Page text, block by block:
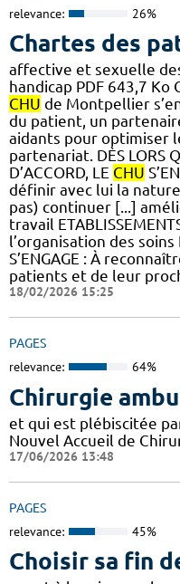
relevance: 26%
Chartes des
affective et sexuelle
handicap PDF 643,7 Ko
CHU de Montpellier
du patient, un
aidants pour optimiser
partenariat. DÈS LORS
D’ACCORD, LE CHU
définir avec lui la
pas) continuer [...]
travail
l’organisation des soins
S’ENGAGE : À
patients et de leur
18/02/2026 15:25
PAGES
relevance: 64%
Chirurgie
et qui est plébiscitée
Nouvel Accueil de
17/06/2026 13:48
PAGES
relevance: 45%
Choisir sa fin